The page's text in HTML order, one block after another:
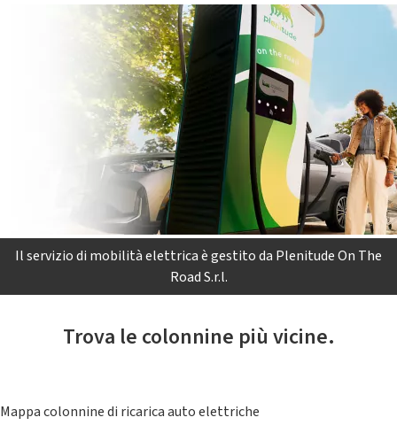
Il servizio di mobilità elettrica è gestito da Plenitude On The
Road S.r.l.
Trova le colonnine più vicine.
Mappa colonnine di ricarica auto elettriche